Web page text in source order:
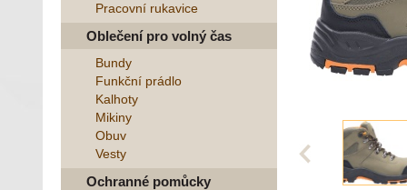
Pracovní rukavice
Oblečení pro volný čas
Bundy
Funkční prádlo
Kalhoty
Mikiny
Obuv
Vesty
Ochranné pomůcky